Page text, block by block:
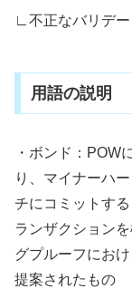
∟不正なバリデ
用語の説明
・ボンド：POW
り、マイナーハ
チにコミットす
ランザクション
グプルーフにお
提案されたもの